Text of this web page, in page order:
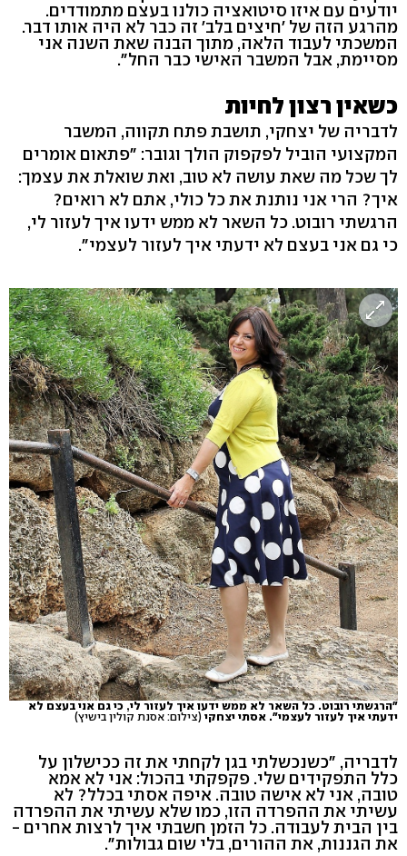
יודעים עם איזו סיטואציה כולנו בעצם מתמודדים.
מהרגע הזה של 'חיצים בלב' זה כבר לא היה אותו דבר.
המשכתי לעבוד הלאה, מתוך הבנה שאת השנה אני
מסיימת, אבל המשבר האישי כבר החל".
כשאין רצון לחיות
לדבריה של יצחקי, תושבת פתח תקווה, המשבר
המקצועי הוביל לפקפוק הולך וגובר: "פתאום אומרים
לך שכל מה שאת עושה לא טוב, ואת שואלת את עצמך:
איך? הרי אני נותנת את כל כולי, אתם לא רואים?
הרגשתי רובוט. כל השאר לא ממש ידעו איך לעזור לי,
כי גם אני בעצם לא ידעתי איך לעזור לעצמי".
"הרגשתי רובוט. כל השאר לא ממש ידעו איך לעזור לי, כי גם אני בעצם לא
ידעתי איך לעזור לעצמי". אסתי יצחקי (צילום: אסנת קולין בישיץ)
לדבריה, "כשנכשלתי בגן לקחתי את זה ככישלון על
כלל התפקידים שלי. פקפקתי בהכול: אני לא אמא
טובה, אני לא אישה טובה. איפה אסתי בכלל? לא
עשיתי את ההפרדה הזו, כמו שלא עשיתי את ההפרדה
בין הבית לעבודה. כל הזמן חשבתי איך לרצות אחרים -
את הגננות, את ההורים, בלי שום גבולות".